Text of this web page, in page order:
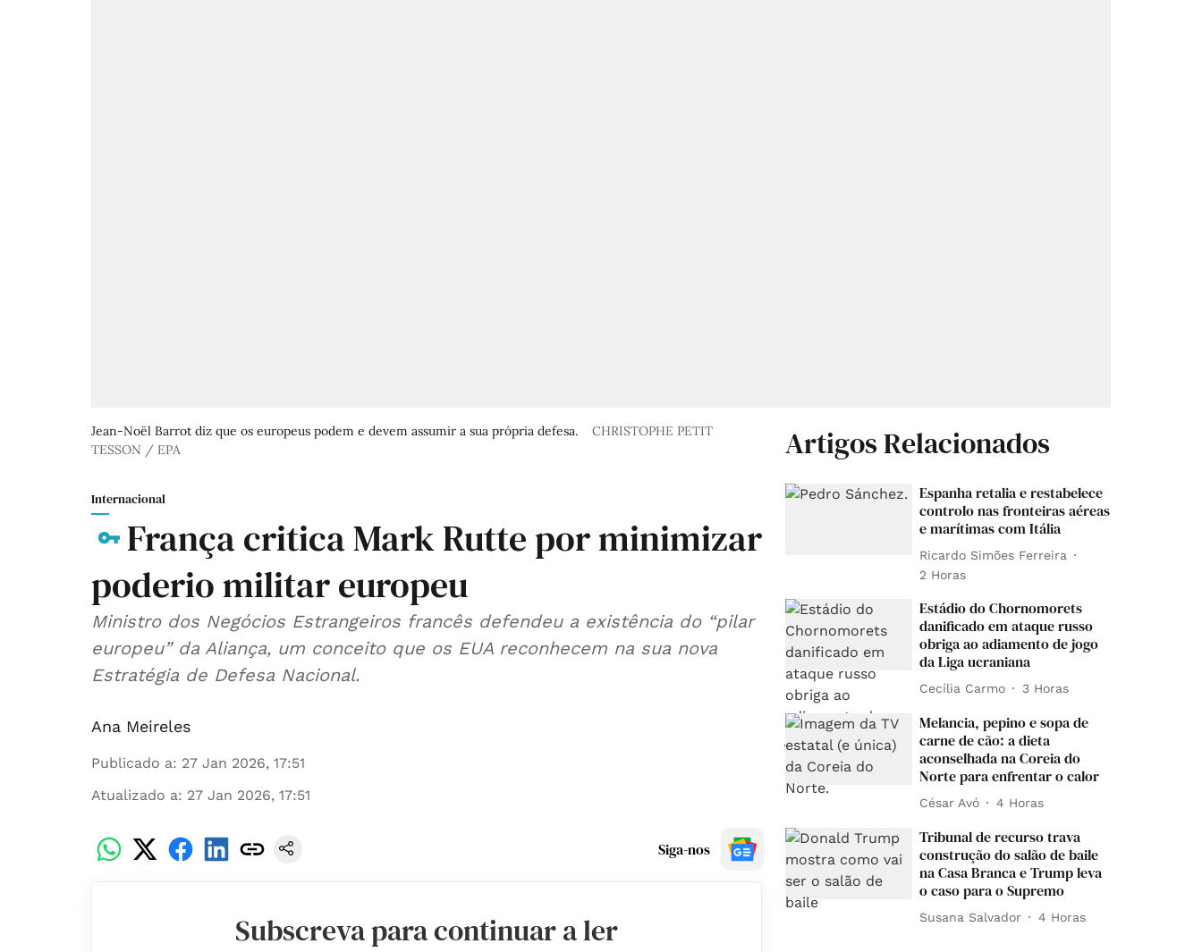
Jean-Noël Barrot diz que os europeus podem e devem assumir a sua própria defesa.
CHRISTOPHE PETIT
TESSON / EPA
Internacional
França critica Mark Rutte por minimizar
poderio militar europeu
Ministro dos Negócios Estrangeiros francês defendeu a existência do “pilar
europeu” da Aliança, um conceito que os EUA reconhecem na sua nova
Estratégia de Defesa Nacional.
Ana Meireles
Publicado a: 27 Jan 2026, 17:51
Atualizado a: 27 Jan 2026, 17:51
Siga-nos
Subscreva para continuar a ler
Artigos Relacionados
Espanha retalia e restabelece
controlo nas fronteiras aéreas
e marítimas com Itália
Ricardo Simões Ferreira
2 Horas
Estádio do Chornomorets
danificado em ataque russo
obriga ao adiamento de jogo
da Liga ucraniana
Cecília Carmo 3 Horas
Melancia, pepino e sopa de
carne de cão: a dieta
aconselhada na Coreia do
Norte para enfrentar o calor
César Avó 4 Horas
Tribunal de recurso trava
construção do salão de baile
na Casa Branca e Trump leva
o caso para o Supremo
Susana Salvador 4 Horas